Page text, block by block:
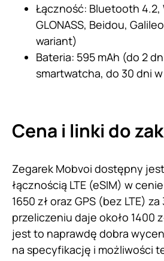
Łączność: Bluetooth 4.2,
GLONASS, Beidou,
wariant)
Bateria: 595 mAh (do 2
smartwatcha, do 30 dni
Cena i linki do
Zegarek Mobvoi dostępny
łącznością LTE (eSIM) w
1650 zł oraz GPS (bez LTE)
przeliczeniu daje około 1400
jest to naprawdę dobra
na specyfikację i możliwości